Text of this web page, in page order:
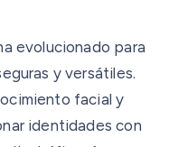
evolucionado para
y versátiles.
facial y
identidades con